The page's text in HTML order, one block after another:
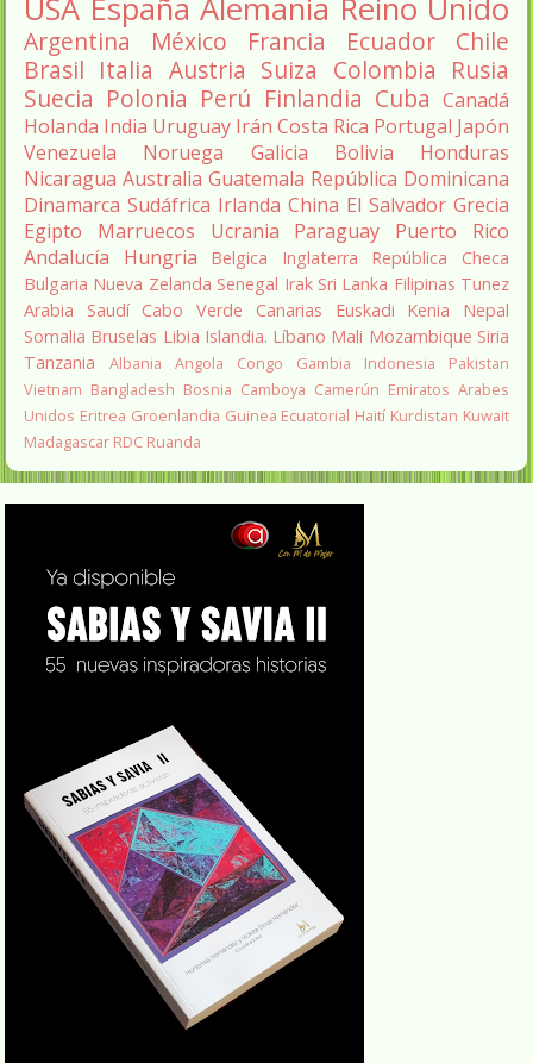
USA España Alemania Reino Unido
Argentina México Francia Ecuador
Chile
Brasil Italia Austria Suiza Colombia Rusia
Suecia Polonia Perú Finlandia Cuba Canadá
Holanda India Uruguay Irán Costa Rica Portugal Japón
Venezuela
Noruega Galicia Bolivia
Honduras
Nicaragua Australia Guatemala República Dominicana
Dinamarca Sudáfrica Irlanda China El Salvador Grecia
Egipto
Marruecos Ucrania Paraguay
Puerto Rico
Andalucía
Hungria Belgica Inglaterra
República Checa
Bulgaria Nueva Zelanda Senegal Irak Sri Lanka Filipinas Tunez
Arabia Saudí Cabo Verde Canarias Euskadi Kenia
Nepal
Somalia Bruselas Libia Islandia. Líbano Mali Mozambique Siria
Tanzania
Albania Angola Congo Gambia Indonesia
Pakistan
Vietnam Bangladesh Bosnia Camboya Camerún Emiratos Arabes
Unidos Eritrea Groenlandia Guinea Ecuatorial Haití Kurdistan Kuwait
Madagascar RDC Ruanda